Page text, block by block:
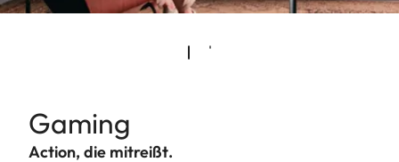
Gaming
Action, die mitreißt.